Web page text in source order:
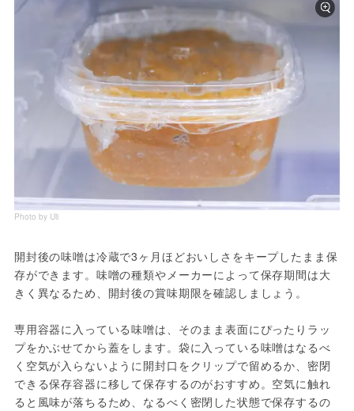
Photo by Uli
開封後の味噌は冷蔵で3ヶ月ほどおいしさをキープしたまま保
存ができます。味噌の種類やメーカーによって保存期間は大
きく異なるため、開封後の賞味期限を確認しましょう。
専用容器に入っている味噌は、そのまま表面にぴったりラッ
プをかぶせてから蓋をします。袋に入っている味噌はなるべ
く空気が入らないように開封口をクリップで留めるか、密閉
できる保存容器に移して保存するのがおすすめ。空気に触れ
ると風味が落ちるため、なるべく密閉した状態で保存するの